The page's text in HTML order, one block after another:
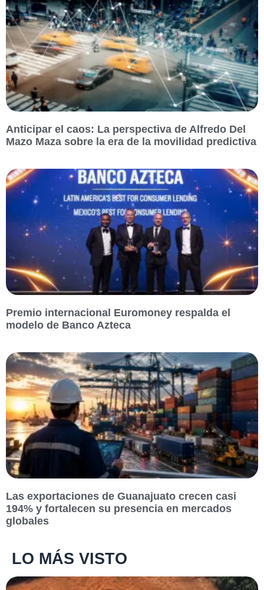
Anticipar el caos: La perspectiva de Alfredo Del
Mazo Maza sobre la era de la movilidad predictiva
Premio internacional Euromoney respalda el
modelo de Banco Azteca
Las exportaciones de Guanajuato crecen casi
194% y fortalecen su presencia en mercados
globales
LO MÁS VISTO